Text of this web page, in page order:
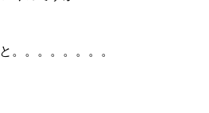
。。。。。。。。